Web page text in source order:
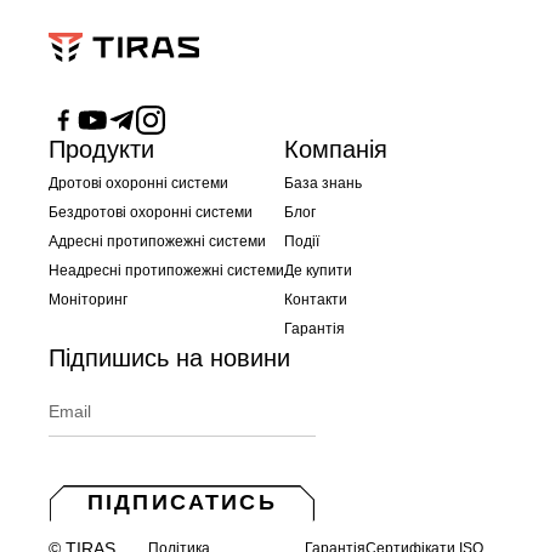
Продукти
Дротові охоронні системи
Бездротові охоронні системи
Адресні протипожежні системи
Неадресні протипожежні системи
Моніторинг
Компанія
База знань
Блог
Події
Де купити
Контакти
Гарантія
Підпишись на новини
ПІДПИСАТИСЬ
Політика ГарантіяСертифікати ISO